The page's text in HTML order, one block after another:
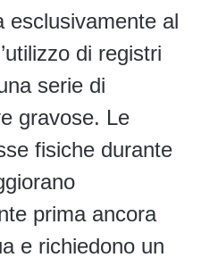
esclusivamente al
di registri
serie di
gravose. Le
fisiche durante
prima ancora
e richiedono un